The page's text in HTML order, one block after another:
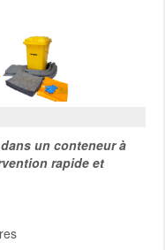
un conteneur à
rapide et